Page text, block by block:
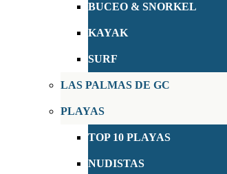
BUCEO & SNORKEL
KAYAK
SURF
LAS PALMAS DE GC
PLAYAS
TOP 10 PLAYAS
NUDISTAS